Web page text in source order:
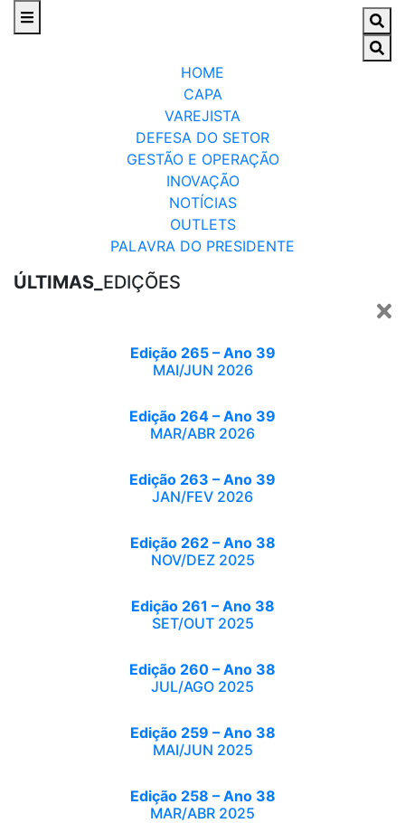
HOME
CAPA
VAREJISTA
DEFESA DO SETOR
GESTÃO E OPERAÇÃO
INOVAÇÃO
NOTÍCIAS
OUTLETS
PALAVRA DO PRESIDENTE
ÚLTIMAS_ EDIÇÕES
Edição 265 – Ano 39
MAI/JUN 2026
Edição 264 – Ano 39
MAR/ABR 2026
Edição 263 – Ano 39
JAN/FEV 2026
Edição 262 – Ano 38
NOV/DEZ 2025
Edição 261 – Ano 38
SET/OUT 2025
Edição 260 – Ano 38
JUL/AGO 2025
Edição 259 – Ano 38
MAI/JUN 2025
Edição 258 – Ano 38
MAR/ABR 2025